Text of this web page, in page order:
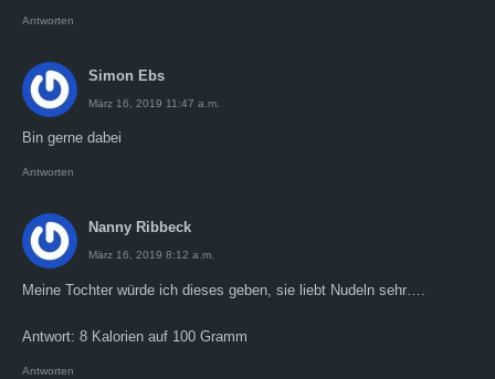
Antworten
Simon Ebs
März 16, 2019 11:47 a.m.
Bin gerne dabei
Antworten
Nanny Ribbeck
März 16, 2019 8:12 a.m.
Meine Tochter würde ich dieses geben, sie liebt Nudeln sehr….
Antwort: 8 Kalorien auf 100 Gramm
Antworten